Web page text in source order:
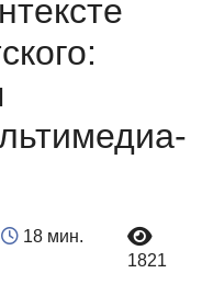
18 мин.
1821